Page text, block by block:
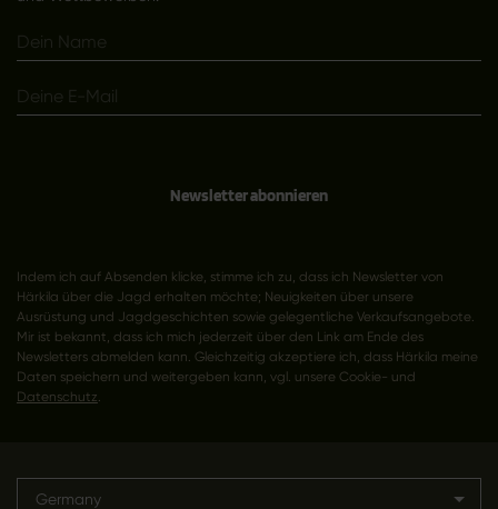
Newsletter abonnieren
Indem ich auf Absenden klicke, stimme ich zu, dass ich Newsletter von
Härkila über die Jagd erhalten möchte; Neuigkeiten über unsere
Ausrüstung und Jagdgeschichten sowie gelegentliche Verkaufsangebote.
Mir ist bekannt, dass ich mich jederzeit über den Link am Ende des
Newsletters abmelden kann. Gleichzeitig akzeptiere ich, dass Härkila meine
Daten speichern und weitergeben kann, vgl. unsere Cookie- und
Datenschutz.
Germany